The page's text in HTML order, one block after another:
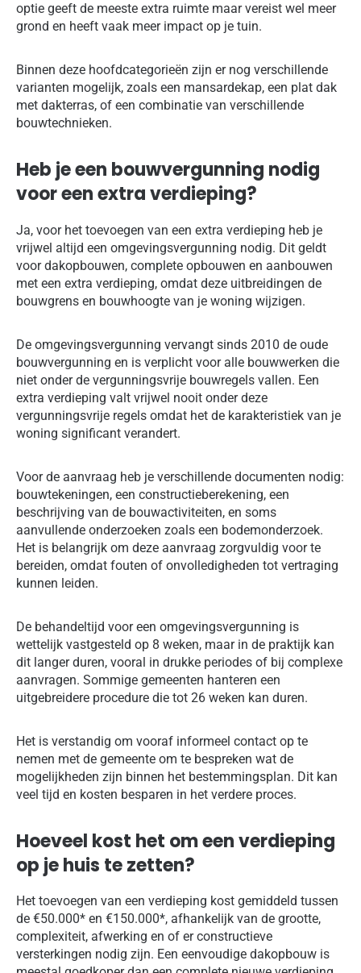
optie geeft de meeste extra ruimte maar vereist wel meer
grond en heeft vaak meer impact op je tuin.
Binnen deze hoofdcategorieën zijn er nog verschillende
varianten mogelijk, zoals een mansardekap, een plat dak
met dakterras, of een combinatie van verschillende
bouwtechnieken.
Heb je een bouwvergunning nodig
voor een extra verdieping?
Ja, voor het toevoegen van een extra verdieping heb je
vrijwel altijd een omgevingsvergunning nodig. Dit geldt
voor dakopbouwen, complete opbouwen en aanbouwen
met een extra verdieping, omdat deze uitbreidingen de
bouwgrens en bouwhoogte van je woning wijzigen.
De omgevingsvergunning vervangt sinds 2010 de oude
bouwvergunning en is verplicht voor alle bouwwerken die
niet onder de vergunningsvrije bouwregels vallen. Een
extra verdieping valt vrijwel nooit onder deze
vergunningsvrije regels omdat het de karakteristiek van je
woning significant verandert.
Voor de aanvraag heb je verschillende documenten nodig:
bouwtekeningen, een constructieberekening, een
beschrijving van de bouwactiviteiten, en soms
aanvullende onderzoeken zoals een bodemonderzoek.
Het is belangrijk om deze aanvraag zorgvuldig voor te
bereiden, omdat fouten of onvolledigheden tot vertraging
kunnen leiden.
De behandeltijd voor een omgevingsvergunning is
wettelijk vastgesteld op 8 weken, maar in de praktijk kan
dit langer duren, vooral in drukke periodes of bij complexe
aanvragen. Sommige gemeenten hanteren een
uitgebreidere procedure die tot 26 weken kan duren.
Het is verstandig om vooraf informeel contact op te
nemen met de gemeente om te bespreken wat de
mogelijkheden zijn binnen het bestemmingsplan. Dit kan
veel tijd en kosten besparen in het verdere proces.
Hoeveel kost het om een verdieping
op je huis te zetten?
Het toevoegen van een verdieping kost gemiddeld tussen
de €50.000* en €150.000*, afhankelijk van de grootte,
complexiteit, afwerking en of er constructieve
versterkingen nodig zijn. Een eenvoudige dakopbouw is